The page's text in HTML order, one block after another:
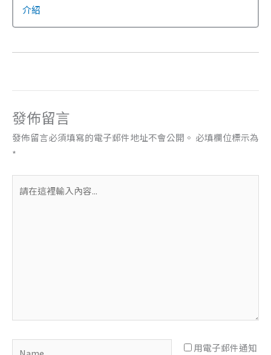
介紹
發佈留言
發佈留言必須填寫的電子郵件地址不會公開。 必填欄位標示為
*
在
Name
用電子郵件通知